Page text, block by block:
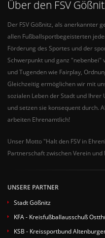
Über den FSV
Der FSV Gößnitz, als anerkannter
allen Fußballsportbegeisterten
Förderung des Sportes und der
Schwerpunkt und ganz
und Tugenden wie Fairplay,
Gleichzeitig ermöglichen wir mit
sozialen Leben der Stadt und
und setzen sie konsequent durch.
arbeiten Ehrenamtlich!
Unser Motto "Halt den FSV in
Partnerschaft zwischen Verein und
UNSERE PARTNER
Stadt Gößnitz
KFA - Kreisfußballausschuß
KSB - Kreissportbund